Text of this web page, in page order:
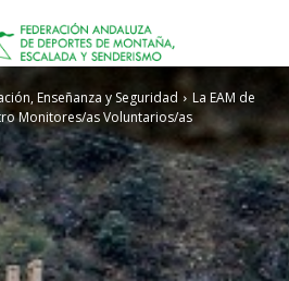
Enseñanza y Seguridad
La EAM de
Monitores/as Voluntarios/as